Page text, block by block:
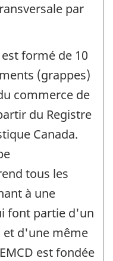
par
formé de 10
(grappes)
commerce de
du Registre
Canada.
tous les
à une
font partie d'un
d'une même
est fondée